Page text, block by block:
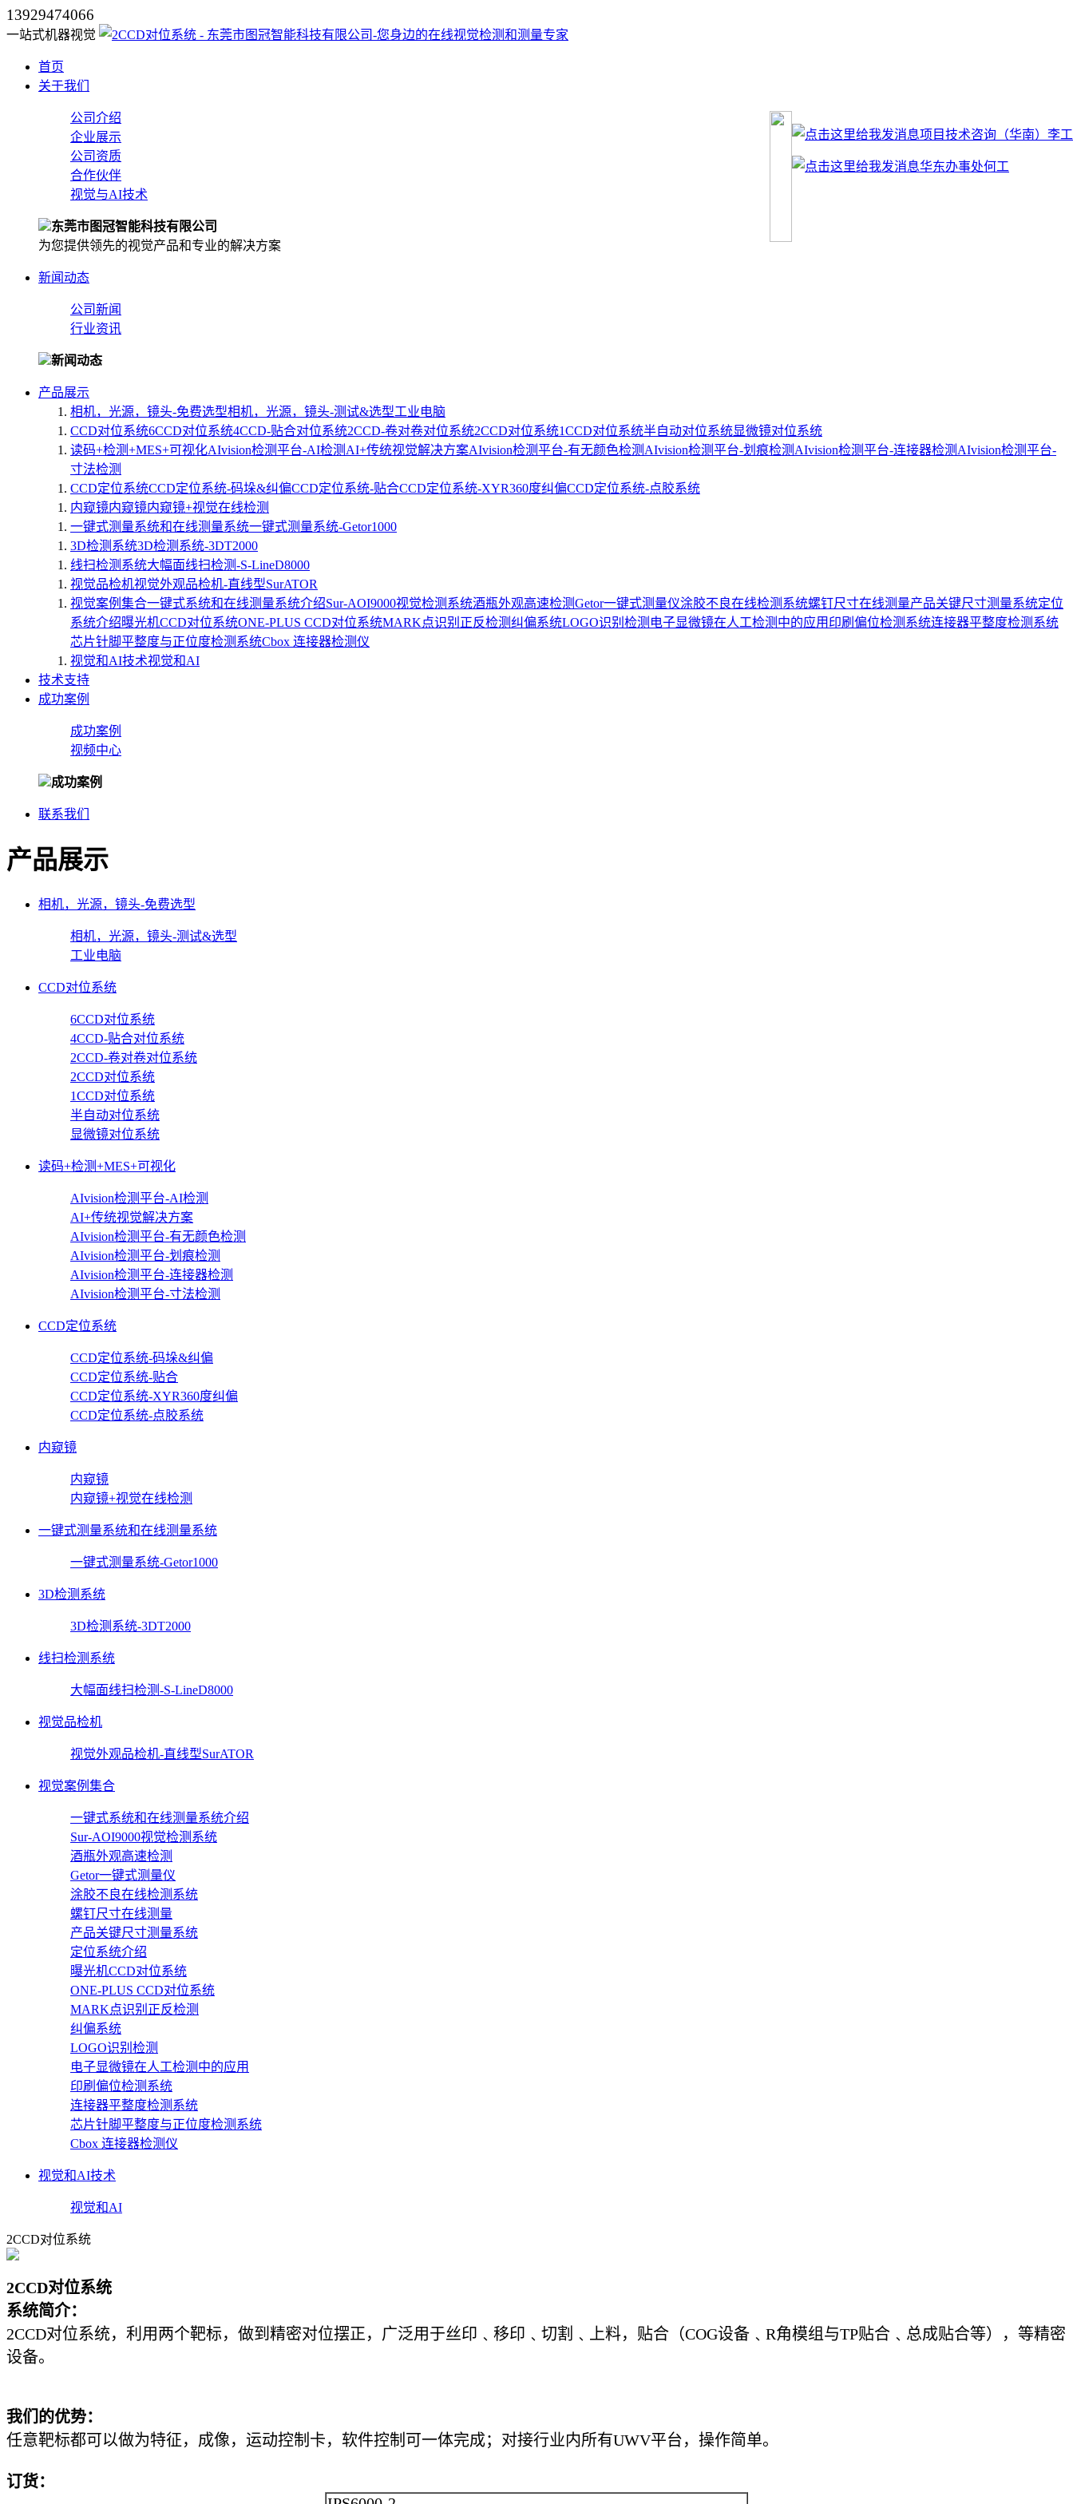
13929474066
一站式机器视觉
首页
关于我们
公司介绍
企业展示
公司资质
合作伙伴
视觉与AI技术
东莞市图冠智能科技有限公司
为您提供领先的视觉产品和专业的解决方案
新闻动态
公司新闻
行业资讯
新闻动态
产品展示
相机，光源，镜头-免费选型相机，光源，镜头-测试&选型工业电脑
CCD对位系统6CCD对位系统4CCD-贴合对位系统2CCD-卷对卷对位系统2CCD对位系统1CCD对位系统半自动对位系统显微镜对位系统
读码+检测+MES+可视化AIvision检测平台-AI检测 AI+传统视觉解决方案AIvision检测平台-有无颜色检测 AIvision检测平台-划痕检测 AIvision检测平台-连接器检测 AIvision检测平台-
寸法检测
CCD定位系统CCD定位系统-码垛&纠偏CCD定位系统-贴合CCD定位系统-XYR360度纠偏CCD定位系统-点胶系统
内窥镜内窥镜内窥镜+视觉在线检测
一键式测量系统和在线测量系统一键式测量系统-Getor1000
3D检测系统3D检测系统-3DT2000
线扫检测系统大幅面线扫检测-S-LineD8000
视觉品检机视觉外观品检机-直线型SurATOR
视觉案例集合一键式系统和在线测量系统介绍Sur-AOI9000视觉检测系统酒瓶外观高速检测Getor一键式测量仪涂胶不良在线检测系统螺钉尺寸在线测量产品关键尺寸测量系统定位
系统介绍曝光机CCD对位系统ONE-PLUS CCD对位系统MARK点识别正反检测纠偏系统LOGO识别检测 电子显微镜在人工检测中的应用 印刷偏位检测系统连接器平整度检测系统
芯片针脚平整度与正位度检测系统Cbox 连接器检测仪
视觉和AI技术视觉和AI
技术支持
成功案例
成功案例
视频中心
成功案例
联系我们
产品展示
相机，光源，镜头-免费选型
相机，光源，镜头-测试&选型
工业电脑
CCD对位系统
6CCD对位系统
4CCD-贴合对位系统
2CCD-卷对卷对位系统
2CCD对位系统
1CCD对位系统
半自动对位系统
显微镜对位系统
读码+检测+MES+可视化
AIvision检测平台-AI检测
AI+传统视觉解决方案
AIvision检测平台-有无颜色检测
AIvision检测平台-划痕检测
AIvision检测平台-连接器检测
AIvision检测平台-寸法检测
CCD定位系统
CCD定位系统-码垛&纠偏
CCD定位系统-贴合
CCD定位系统-XYR360度纠偏
CCD定位系统-点胶系统
内窥镜
内窥镜
内窥镜+视觉在线检测
一键式测量系统和在线测量系统
一键式测量系统-Getor1000
3D检测系统
3D检测系统-3DT2000
线扫检测系统
大幅面线扫检测-S-LineD8000
视觉品检机
视觉外观品检机-直线型SurATOR
视觉案例集合
一键式系统和在线测量系统介绍
Sur-AOI9000视觉检测系统
酒瓶外观高速检测
Getor一键式测量仪
涂胶不良在线检测系统
螺钉尺寸在线测量
产品关键尺寸测量系统
定位系统介绍
曝光机CCD对位系统
ONE-PLUS CCD对位系统
MARK点识别正反检测
纠偏系统
LOGO识别检测
电子显微镜在人工检测中的应用
印刷偏位检测系统
连接器平整度检测系统
芯片针脚平整度与正位度检测系统
Cbox 连接器检测仪
视觉和AI技术
视觉和AI
2CCD对位系统
2CCD对位系统
系统简介：
2CCD对位系统，利用两个靶标，做到精密对位摆正，广泛用于丝印﹑移印﹑切割﹑上料，贴合（COG设备﹑R角模组与TP贴合﹑总成贴合等），等精密
设备。
我们的优势：
任意靶标都可以做为特征，成像，运动控制卡，软件控制可一体完成；对接行业内所有UWV平台，操作简单。
订货：
项目技术咨询（华南）李工
华东办事处何工